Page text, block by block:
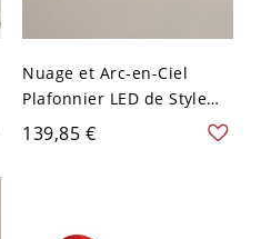
Nuage et Arc-en-Ciel
Plafonnier LED de Style
Enfant en Métal
Luminaire Affleurant
139,85 €